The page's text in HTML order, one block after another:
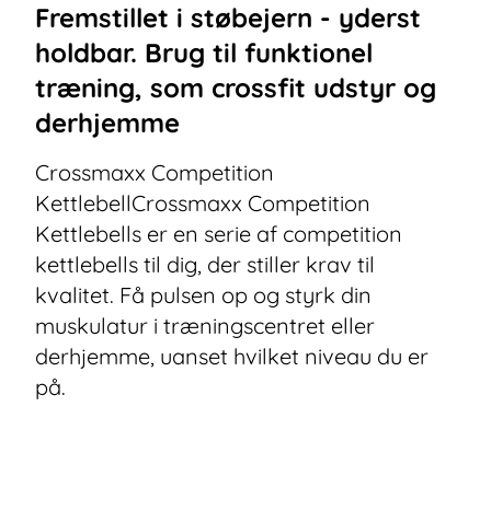
Fremstillet i støbejern - yderst
holdbar. Brug til funktionel
træning, som crossfit udstyr og
derhjemme
Crossmaxx Competition
KettlebellCrossmaxx Competition
Kettlebells er en serie af competition
kettlebells til dig, der stiller krav til
kvalitet. Få pulsen op og styrk din
muskulatur i træningscentret eller
derhjemme, uanset hvilket niveau du er
på.